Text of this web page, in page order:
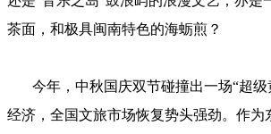
茶面，和极具闽南特色的海蛎煎？
今年，中秋国庆双节碰撞出一场“超级
经济，全国文旅市场恢复势头强劲。作为